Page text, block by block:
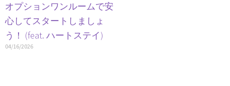
オプションワンルームで安
心してスタートしましょ
う！ (feat. ハートステイ)
04/16/2026